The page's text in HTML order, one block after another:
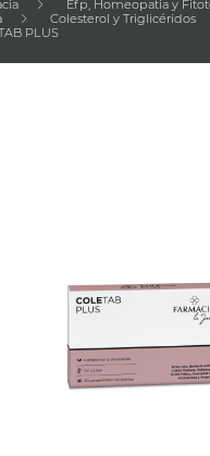
Efp, Homeopatia y
Colesterol y Triglicéridos
PLUS